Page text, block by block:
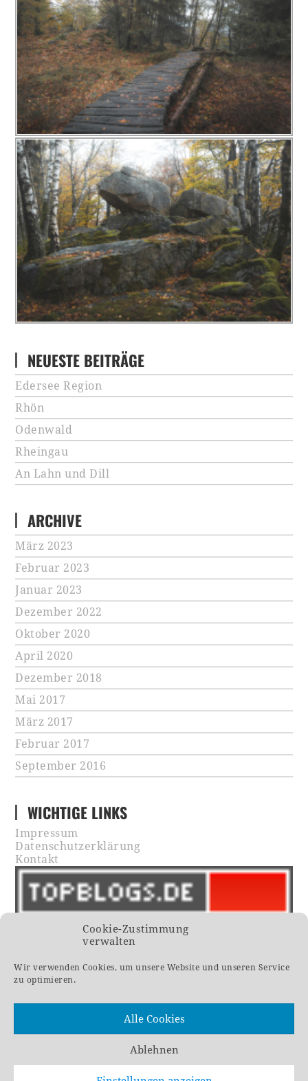
Cookie-Zustimmung
verwalten
Wir verwenden Cookies, um unsere Website und unseren Service
zu optimieren.
Alle Cookies
Ablehnen
NEUESTE BEITRÄGE
Edersee Region
Rhön
Odenwald
Rheingau
An Lahn und Dill
ARCHIVE
März 2023
Februar 2023
Januar 2023
Dezember 2022
Oktober 2020
April 2020
Dezember 2018
Mai 2017
März 2017
Februar 2017
September 2016
WICHTIGE LINKS
Impressum
Datenschutzerklärung
Kontakt